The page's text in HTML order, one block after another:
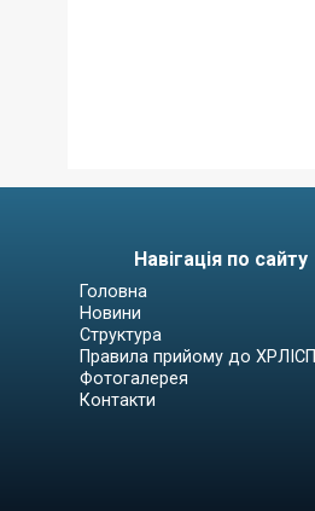
Навігація по сайту
Головна
Новини
Структура
Правила прийому до ХРЛІСП
Фотогалерея
Контакти